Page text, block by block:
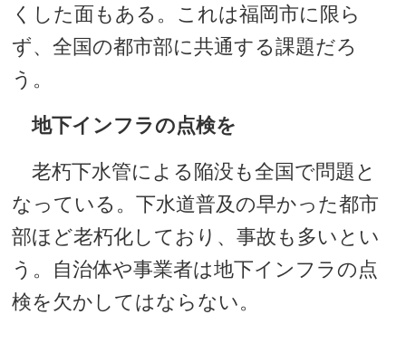
くした面もある。これは福岡市に限ら
ず、全国の都市部に共通する課題だろ
う。
地下インフラの点検を
老朽下水管による陥没も全国で問題と
なっている。下水道普及の早かった都市
部ほど老朽化しており、事故も多いとい
う。自治体や事業者は地下インフラの点
検を欠かしてはならない。